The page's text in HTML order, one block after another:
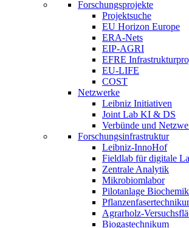
Forschungsprojekte
Projektsuche
EU Horizon Europe
ERA-Nets
EIP-AGRI
EFRE
EU-LIFE
COST
Netzwerke
Leibniz Initiativen
Joint Lab KI & DS
Verbünde und
Forschungsinfrastruktur
Leibniz-InnoHof
Fieldlab für digitale
Zentrale Analytik
Mikrobiomlabor
Pilotanlage
Agrarholz-
Biogastechnikum